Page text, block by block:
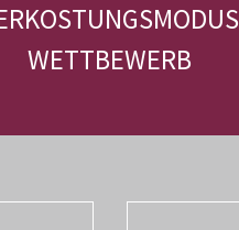
WETTBEWERB